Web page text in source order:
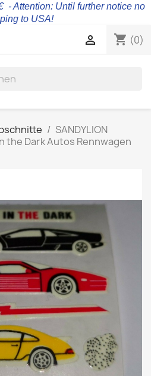
- Attention: Until further notice no
to USA!
shopping_cart (0)

SANDYLION
the Dark Autos Rennwagen